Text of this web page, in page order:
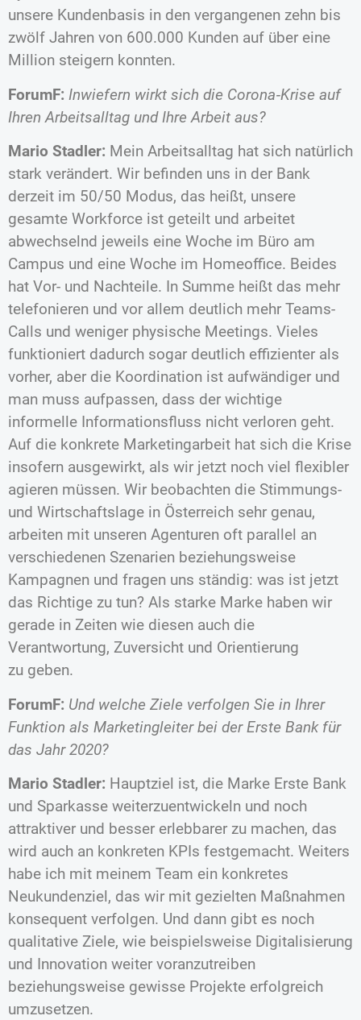
unsere Kundenbasis in den vergangenen zehn bis
zwölf Jahren von 600.000 Kunden auf über eine
Million steigern konnten.
ForumF: Inwiefern wirkt sich die Corona‐Krise auf
Ihren Arbeitsalltag und Ihre Arbeit aus?
Mario Stadler: Mein Arbeitsalltag hat sich natürlich
stark verändert. Wir befinden uns in der Bank
derzeit im 50/50 Modus, das heißt, unsere
gesamte Workforce ist geteilt und arbeitet
abwechselnd jeweils eine Woche im Büro am
Campus und eine Woche im Homeoffice. Beides
hat Vor- und Nachteile. In Summe heißt das mehr
telefonieren und vor allem deutlich mehr Teams-
Calls und weniger physische Meetings. Vieles
funktioniert dadurch sogar deutlich effizienter als
vorher, aber die Koordination ist aufwändiger und
man muss aufpassen, dass der wichtige
informelle Informationsfluss nicht verloren geht.
Auf die konkrete Marketingarbeit hat sich die Krise
insofern ausgewirkt, als wir jetzt noch viel flexibler
agieren müssen. Wir beobachten die Stimmungs-
und Wirtschaftslage in Österreich sehr genau,
arbeiten mit unseren Agenturen oft parallel an
verschiedenen Szenarien beziehungsweise
Kampagnen und fragen uns ständig: was ist jetzt
das Richtige zu tun? Als starke Marke haben wir
gerade in Zeiten wie diesen auch die
Verantwortung, Zuversicht und Orientierung
zu geben.
ForumF: Und welche Ziele verfolgen Sie in Ihrer
Funktion als Marketingleiter bei der Erste Bank für
das Jahr 2020?
Mario Stadler: Hauptziel ist, die Marke Erste Bank
und Sparkasse weiterzuentwickeln und noch
attraktiver und besser erlebbarer zu machen, das
wird auch an konkreten KPIs festgemacht. Weiters
habe ich mit meinem Team ein konkretes
Neukundenziel, das wir mit gezielten Maßnahmen
konsequent verfolgen. Und dann gibt es noch
qualitative Ziele, wie beispielsweise Digitalisierung
und Innovation weiter voranzutreiben
beziehungsweise gewisse Projekte erfolgreich
umzusetzen.